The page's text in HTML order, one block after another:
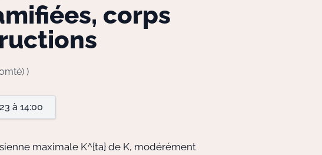
corps
)
à 14:00
maximale K^{ta} de K, modérément